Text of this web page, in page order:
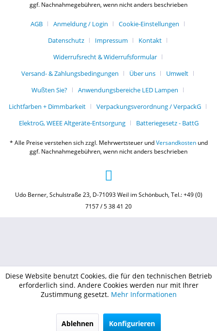
ggf. Nachnahmegebühren, wenn nicht anders beschrieben
AGB Anmeldung / Login
Cookie-Einstellungen
Datenschutz
Impressum
Kontakt
Widerrufsrecht & Widerrufsformular
Versand- & Zahlungsbedingungen
Über uns
Umwelt
Wußten Sie?
Anwendungsbereiche LED Lampen
Lichtfarben + Dimmbarkeit
Verpackungsverordnung / VerpackG
ElektroG, WEEE Altgeräte-Entsorgung
Batteriegesetz - BattG
* Alle Preise verstehen sich zzgl. Mehrwertsteuer undVersandkostenund
ggf. Nachnahmegebühren, wenn nicht anders beschrieben
Udo Berner, Schulstraße 23, D-71093 Weil im Schönbuch, Tel.: +49 (0)
7157 / 5 38 41 20
Diese Website benutzt Cookies, die für den technischen Betrieb
erforderlich sind. Andere Cookies werden nur mit Ihrer
Zustimmung gesetzt. Mehr Informationen
Ablehnen Konfigurieren